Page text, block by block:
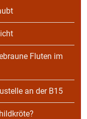
Fluten im
an der B15